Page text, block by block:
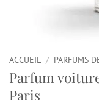
ACCUEIL / PARFUMS
Parfum
Paris